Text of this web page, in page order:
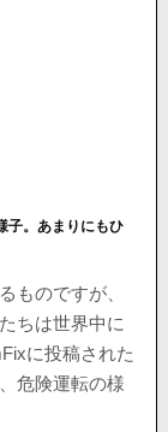
子。あまりにもひ
ものですが、
ちは世界中に
に投稿された
危険運転の様